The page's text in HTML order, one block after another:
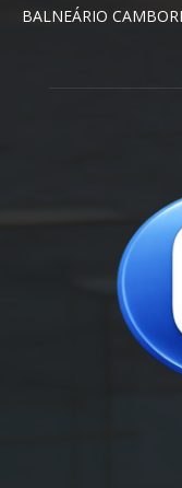
BALNEÁRIO